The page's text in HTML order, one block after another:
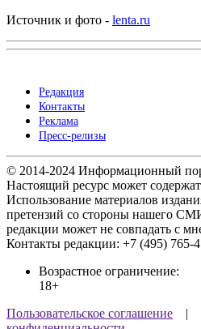
Источник и фото - lenta.ru
Редакция
Контакты
Реклама
Пресс-релизы
© 2014-2024 Информационный
Настоящий ресурс может
Использование материалов
претензий со стороны нашего
редакции может не совпадать с
Контакты редакции: +7 (495) 765-
Возрастное ограничение:
18+
Пользовательское соглашение |